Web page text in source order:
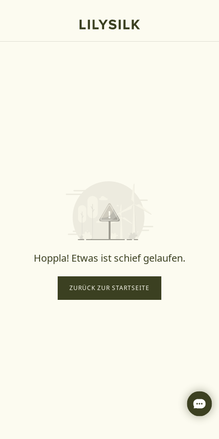
Hoppla! Etwas ist schief gelaufen.
ZURÜCK ZUR STARTSEITE